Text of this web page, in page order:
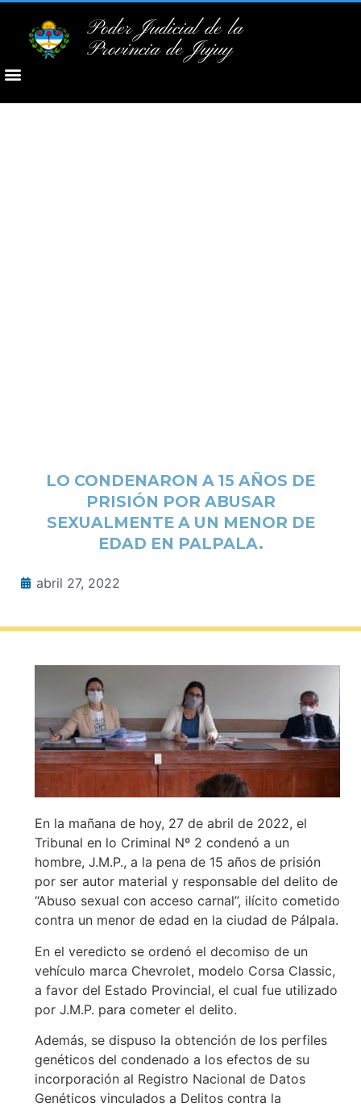
Poder Judicial de la
Provincia de Jujuy
LO CONDENARON A 15 AÑOS DE
PRISIÓN POR ABUSAR
SEXUALMENTE A UN MENOR DE
EDAD EN PALPALA.
abril 27, 2022
En la mañana de hoy, 27 de abril de 2022, el
Tribunal en lo Criminal Nº 2 condenó a un
hombre, J.M.P., a la pena de 15 años de prisión
por ser autor material y responsable del delito de
“Abuso sexual con acceso carnal”, ilícito cometido
contra un menor de edad en la ciudad de Pálpala.
En el veredicto se ordenó el decomiso de un
vehículo marca Chevrolet, modelo Corsa Classic,
a favor del Estado Provincial, el cual fue utilizado
por J.M.P. para cometer el delito.
Además, se dispuso la obtención de los perfiles
genéticos del condenado a los efectos de su
incorporación al Registro Nacional de Datos
Genéticos vinculados a Delitos contra la